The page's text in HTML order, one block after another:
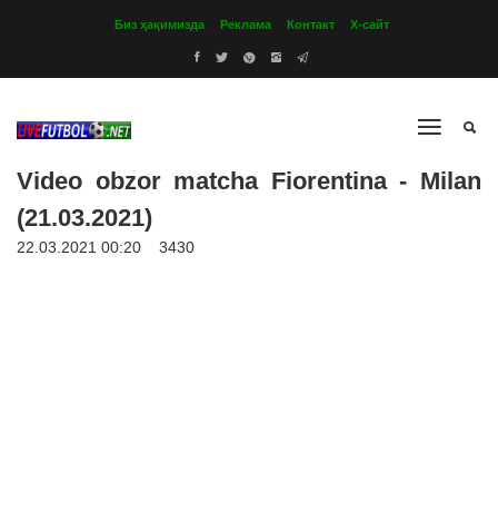
Биз ҳақимизда Реклама Контакт Х-сайт
Video obzor matcha Fiorentina - Milan
(21.03.2021)
22.03.2021 00:20 3430